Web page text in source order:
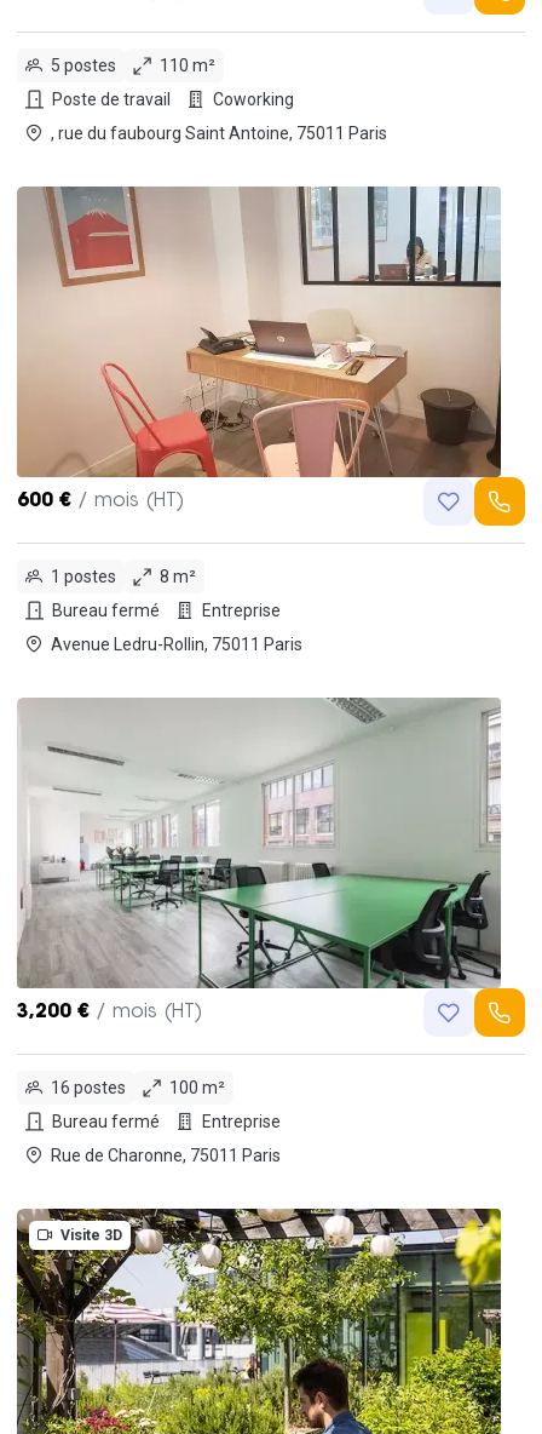
5 postes
110 m²
Poste de travail
Coworking
, rue du faubourg Saint Antoine, 75011 Paris
600 € / mois (HT)
1 postes
8 m²
Bureau fermé
Entreprise
Avenue Ledru-Rollin, 75011 Paris
3,200 € / mois (HT)
16 postes
100 m²
Bureau fermé
Entreprise
Rue de Charonne, 75011 Paris
Visite 3D